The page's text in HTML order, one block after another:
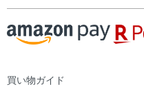
買い物ガイド